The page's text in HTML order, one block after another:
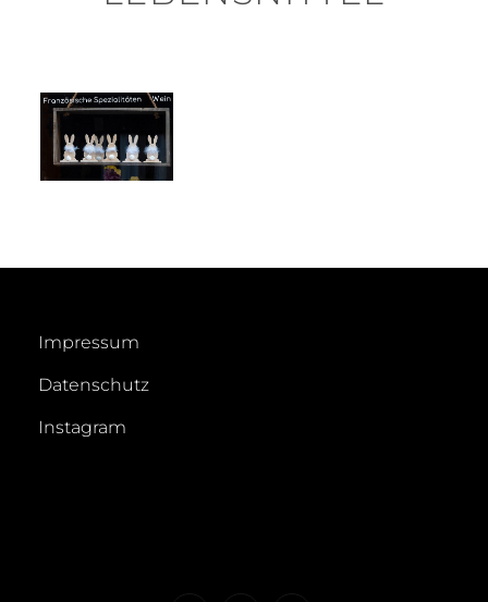
Impressum
Datenschutz
Instagram